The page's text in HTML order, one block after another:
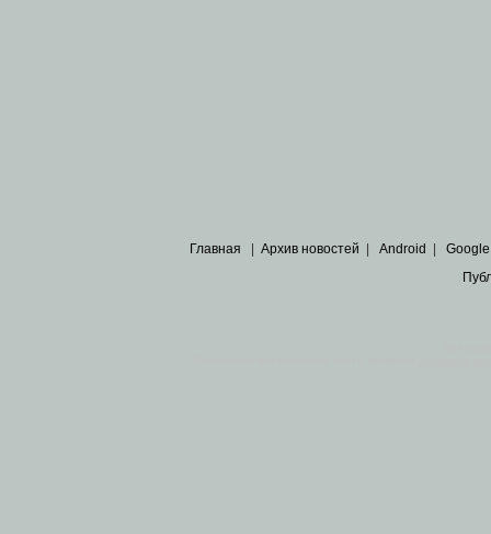
Главная Архив новостей Android Google